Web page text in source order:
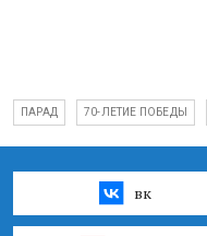
ПАРАД 70-ЛЕТИЕ ПОБЕДЫ
вк